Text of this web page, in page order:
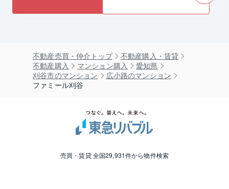
不動産売買・仲介トップ
不動産購入・賃貸
不動産購入
マンション購入
愛知県
刈谷市のマンション
広小路のマンション
ファミール刈谷
売買・賃貸 全国29,931件から物件検索